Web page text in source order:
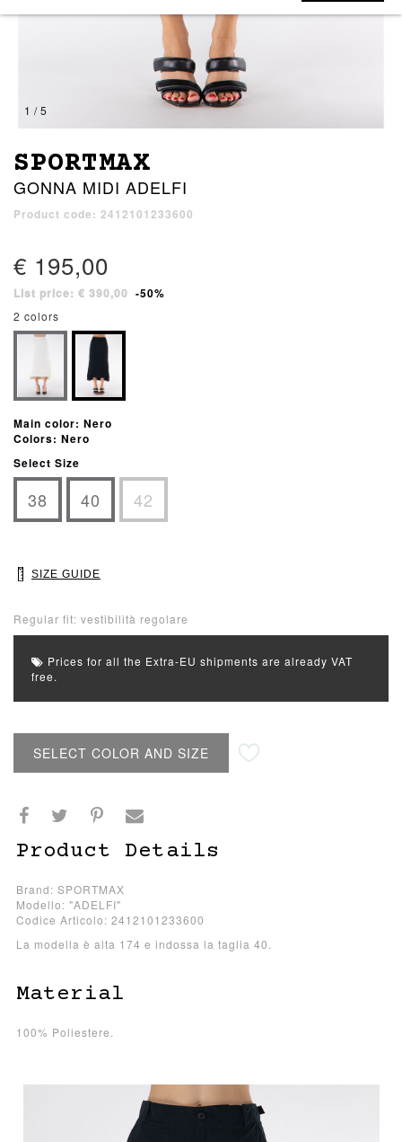
1 / 5
SPORTMAX
GONNA MIDI ADELFI
Product code: 2412101233600
€ 195,00
List price: € 390,00 -50%
2 colors
Main color: Nero
Colors: Nero
Select Size
38 40 42
SIZE GUIDE
Regular fit: vestibilità regolare
Prices for all the Extra-EU shipments are already VAT
free.
SELECT COLOR AND SIZE
Product Details
Brand: SPORTMAX
Modello: "ADELFI"
Codice Articolo: 2412101233600
La modella è alta 174 e indossa la taglia 40.
Material
100% Poliestere.